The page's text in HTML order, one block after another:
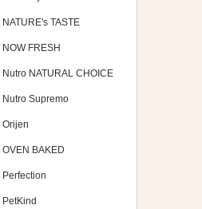
NATURE's TASTE
NOW FRESH
Nutro NATURAL CHOICE
Nutro Supremo
Orijen
OVEN BAKED
Perfection
PetKind